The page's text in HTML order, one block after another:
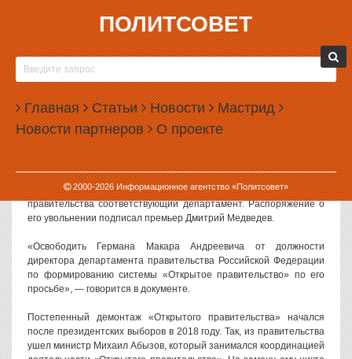
ПОЛИТСОВЕТ
Главная Статьи Новости Мастрид
Новости партнеров О проекте
2000-2026Информационное агентство «Политсовет»
23.07.2018, 17:50
МЕДВЕДЕВ УВОЛИЛ ЧИНОВНИКА,
ОТВЕЧАВШЕГО ЗА «ОТКРЫТОЕ
ПРАВИТЕЛЬСТВО»
Из правительства России уволен чиновник, который отвечал за
реализацию проекта «Открытое правительство», запущенного в
2012 году.
Речь идет о Макаре Германе, возглавлявшем в аппарате
правительства соответствующий департамент. Распоряжение о
его увольнении подписал премьер Дмитрий Медведев.
«Освободить Германа Макара Андреевича от должности
директора департамента правительства Российской Федерации
по формированию системы «Открытое правительство» по его
просьбе», — говорится в документе.
Постепенный демонтаж «Открытого правительства» начался
после президентских выборов в 2018 году. Так, из правительства
ушел министр Михаил Абызов, который занимался координацией